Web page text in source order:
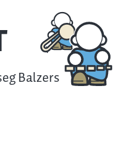
Balzers